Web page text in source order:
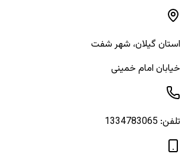
استان گیلان، شهرشفت
خیابان امام خمینی
تلفن: 1334783065